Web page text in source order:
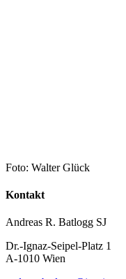
Foto: Walter Glück
Kontakt
Andreas R. Batlogg SJ
Dr.-Ignaz-Seipel-Platz 1
A-1010 Wien